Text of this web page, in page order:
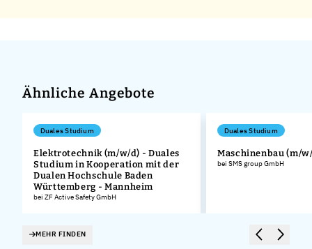
Ähnliche Angebote
Duales Studium
Elektrotechnik (m/w/d) - Duales
Studium in Kooperation mit der
Dualen Hochschule Baden
Württemberg - Mannheim
bei ZF Active Safety GmbH
Duales Studium
Maschinenbau (m/
bei SMS group GmbH
MEHR FINDEN